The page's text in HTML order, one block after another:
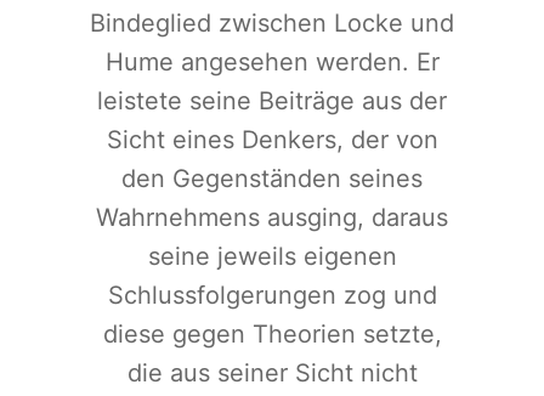
Bindeglied zwischen Locke und
Hume angesehen werden. Er
leistete seine Beiträge aus der
Sicht eines Denkers, der von
den Gegenständen seines
Wahrnehmens ausging, daraus
seine jeweils eigenen
Schlussfolgerungen zog und
diese gegen Theorien setzte,
die aus seiner Sicht nicht